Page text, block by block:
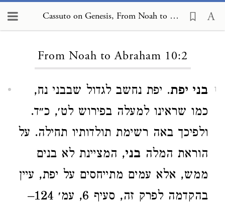
Cassuto on Genesis, From Noah to Abraham 10:2
From Noah to Abraham 10:2
1 בני יפת. יפת נחשב לגדול שבבני נח,
כמו שראינו למעלה בפירוש לט׳, כ״ד.
ולפיכך באה רשימת תולדותיו תחילה. על
הוראת המלה בני, המציינת לא בנים
ממש, אלא עמים מתייחסים על יפת, עיין
בהקדמה לפרק זה, סעיף 6, עמ׳ 124–